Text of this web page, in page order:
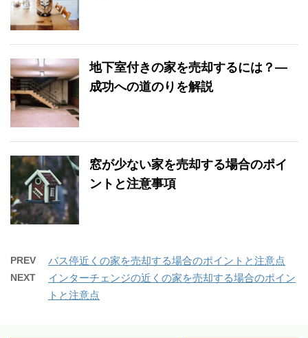
地下室付きの家を売却するには？―
成功への道のりを解説
窓が少ない家を売却する場合のポイ
ントと注意事項
PREV バス停近くの家を売却する場合のポイントと注意点
NEXT
インターチェンジの近くの家を売却する場合のポイン
トと注意点